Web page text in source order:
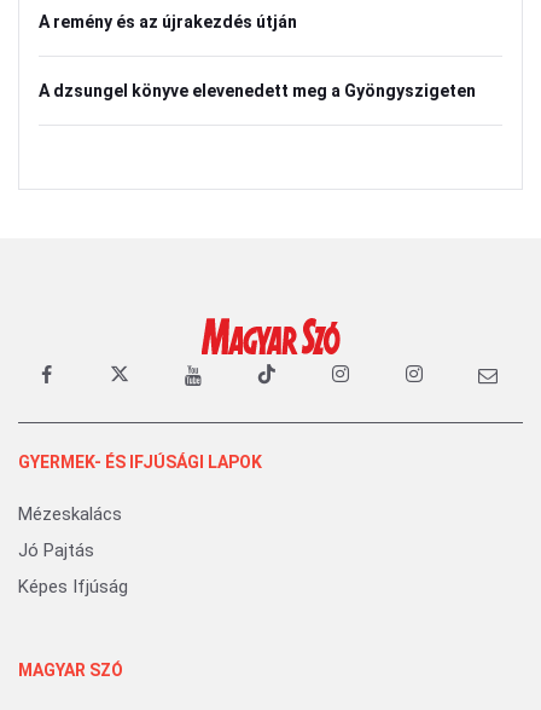
A remény és az újrakezdés útján
A dzsungel könyve elevenedett meg a Gyöngyszigeten
GYERMEK- ÉS IFJÚSÁGI LAPOK
Mézeskalács
Jó Pajtás
Képes Ifjúság
MAGYAR SZÓ